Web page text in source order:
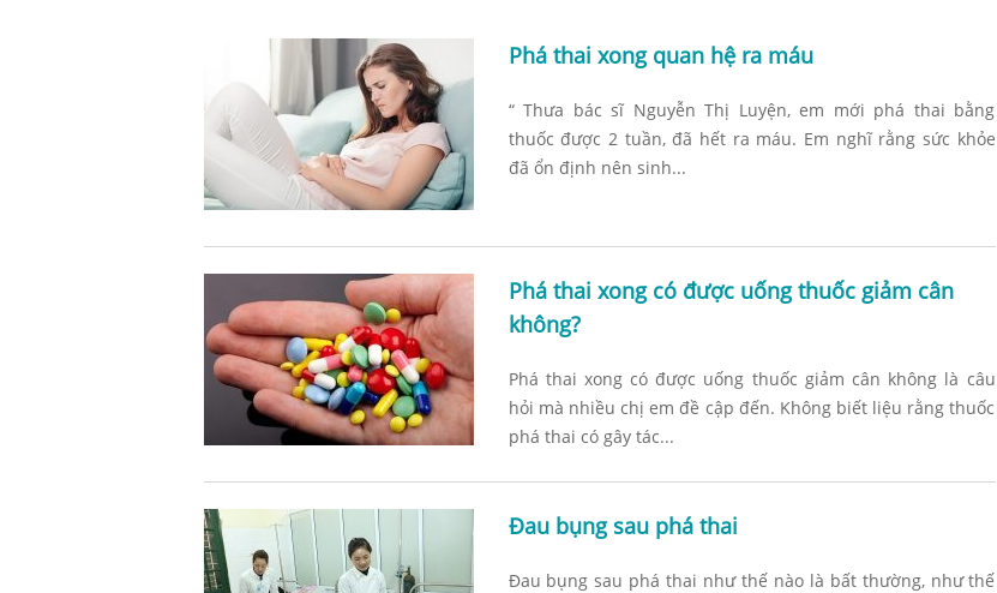
Phá thai xong quan hệ ra máu
“ Thưa bác sĩ Nguyễn Thị Luyện, em mới phá thai bằng
thuốc được 2 tuần, đã hết ra máu. Em nghĩ rằng sức khỏe
đã ổn định nên sinh...
Phá thai xong có được uống thuốc giảm cân
không?
Phá thai xong có được uống thuốc giảm cân không là câu
hỏi mà nhiều chị em đề cập đến. Không biết liệu rằng thuốc
phá thai có gây tác...
Đau bụng sau phá thai
Đau bụng sau phá thai như thế nào là bất thường, như thế